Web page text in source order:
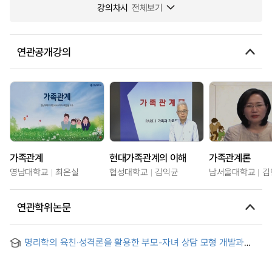
강의차시 전체보기
연관공개강의
가족관계
영남대학교 최은실
현대가족관계의 이해
협성대학교 김익균
가족관계론
남서울대학교
연관학위논문
명리학의 육친·성격론을 활용한 부모-자녀 상담 모형 개발과